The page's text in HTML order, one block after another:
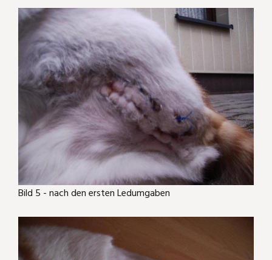
Bild 5 - nach den ersten Ledumgaben